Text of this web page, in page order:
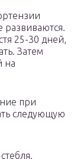
развиваются.
25-30 дней,
Затем
на
при
следующую